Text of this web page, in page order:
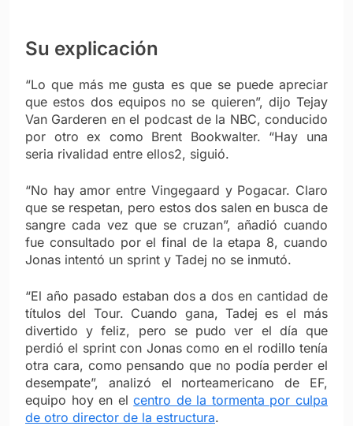
Su explicación
“Lo que más me gusta es que se puede apreciar
que estos dos equipos no se quieren”, dijo Tejay
Van Garderen en el podcast de la NBC, conducido
por otro ex como Brent Bookwalter. “Hay una
seria rivalidad entre ellos2, siguió.
“No hay amor entre Vingegaard y Pogacar. Claro
que se respetan, pero estos dos salen en busca de
sangre cada vez que se cruzan”, añadió cuando
fue consultado por el final de la etapa 8, cuando
Jonas intentó un sprint y Tadej no se inmutó.
“El año pasado estaban dos a dos en cantidad de
títulos del Tour. Cuando gana, Tadej es el más
divertido y feliz, pero se pudo ver el día que
perdió el sprint con Jonas como en el rodillo tenía
otra cara, como pensando que no podía perder el
desempate”, analizó el norteamericano de EF,
equipo hoy en elcentro de la tormenta por culpa
de otro director de la estructura.